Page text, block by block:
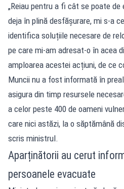
„Reiau pentru a fi cât se poate
deja în plină desfășurare, mi s-a
identifica soluțiile necesare de
pe care mi-am adresat-o în acea
amploarea acestei acțiuni, de ce
Muncii nu a fost informată în
asigura din timp resursele
a celor peste 400 de oameni
care nici astăzi, la o săptămână
scris ministrul.
Aparținătorii au cerut
persoanele evacuate